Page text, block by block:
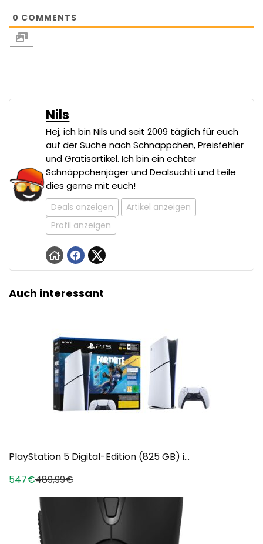
0 COMMENTS
Nils
Hej, ich bin Nils und seit 2009 täglich für euch
auf der Suche nach Schnäppchen, Preisfehler
und Gratisartikel. Ich bin ein echter
Schnäppchenjäger und Dealsuchti und teile
dies gerne mit euch!
Deals anzeigen
Artikel anzeigen
Profil anzeigen
Auch interessant
PlayStation 5 Digital-Edition (825 GB) i...
547€489,99€